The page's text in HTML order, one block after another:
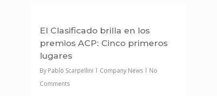
El Clasificado brilla en los
premios ACP: Cinco primeros
lugares
By Pablo Scarpellini Company News
No
Comments